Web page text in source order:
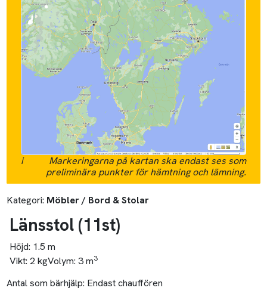
i
Markeringarna på kartan ska endast ses som
preliminära punkter för hämtning och lämning.
Kategori: Möbler / Bord & Stolar
Länsstol (11st)
Höjd: 1.5 m
Vikt: 2 kgVolym: 3 m3
Antal som bärhjälp: Endast chauffören